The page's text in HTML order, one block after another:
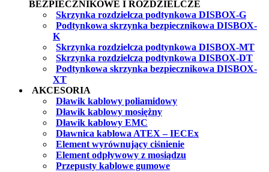
BEZPIECZNIKOWE I ROZDZIELCZE
Skrzynka rozdzielcza podtynkowa DISBOX-G
Podtynkowa skrzynka bezpiecznikowa DISBOX-
K
Skrzynka rozdzielcza podtynkowa DISBOX-MT
Skrzynka rozdzielcza podtynkowa DISBOX-DT
Podtynkowa skrzynka bezpiecznikowa DISBOX-
XT
AKCESORIA
Dławik kablowy poliamidowy
Dławik kablowy mosiężny
Dławik kablowy EMC
Dławnica kablowa ATEX – IECEx
Element wyrównujący ciśnienie
Element odpływowy z mosiądzu
Przepusty kablowe gumowe